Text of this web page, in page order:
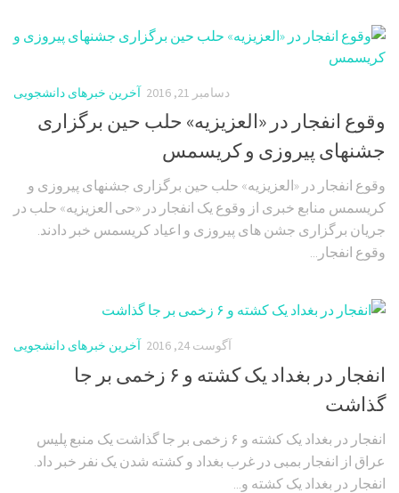
آخرین خبرهای دانشجویی دسامبر 21, 2016
وقوع انفجار در «العزیزیه» حلب حین برگزاری
جشنهای پیروزی و کریسمس
وقوع انفجار در «العزیزیه» حلب حین برگزاری جشنهای پیروزی و
کریسمس منابع خبری از وقوع یک انفجار در «حی العزیزیه» حلب در
جریان برگزاری جشن های پیروزی و اعیاد کریسمس خبر دادند.
وقوع انفجار...
آخرین خبرهای دانشجویی آگوست 24, 2016
انفجار در بغداد یک کشته و ۶ زخمی بر جا
گذاشت
انفجار در بغداد یک کشته و ۶ زخمی بر جا گذاشت یک منبع پلیس
عراق از انفجار بمبی در غرب بغداد و کشته شدن یک نفر خبر داد.
انفجار در بغداد یک کشته و...